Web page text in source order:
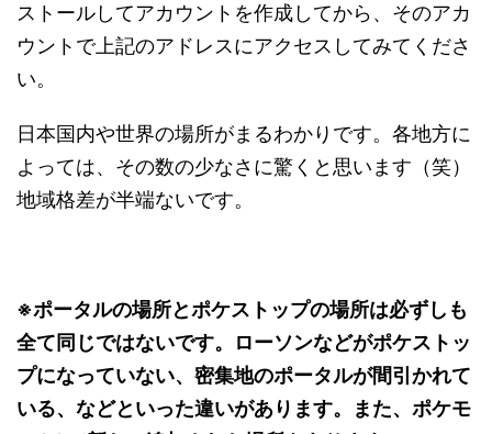
ストールしてアカウントを作成してから、そのアカ
ウントで上記のアドレスにアクセスしてみてくださ
い。
日本国内や世界の場所がまるわかりです。各地方に
よっては、その数の少なさに驚くと思います（笑）
地域格差が半端ないです。
※ポータルの場所とポケストップの場所は必ずしも
全て同じではないです。ローソンなどがポケストッ
プになっていない、密集地のポータルが間引かれて
いる、などといった違いがあります。また、ポケモ